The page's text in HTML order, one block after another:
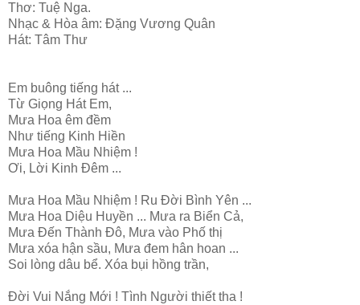
Thơ: Tuệ Nga.
Nhạc & Hòa âm: Đặng Vương Quân
Hát: Tâm Thư
Em buông tiếng hát ...
Từ Giọng Hát Em,
Mưa Hoa êm đềm
Như tiếng Kinh Hiền
Mưa Hoa Mầu Nhiệm !
Ơi, Lời Kinh Đêm ...
Mưa Hoa Mầu Nhiệm ! Ru Đời Bình Yên ...
Mưa Hoa Diệu Huyền ... Mưa ra Biển Cả,
Mưa Đến Thành Đô, Mưa vào Phố thị
Mưa xóa hận sầu, Mưa đem hân hoan ...
Soi lòng dâu bể. Xóa bụi hồng trần,
Đời Vui Nắng Mới ! Tình Người thiết tha !